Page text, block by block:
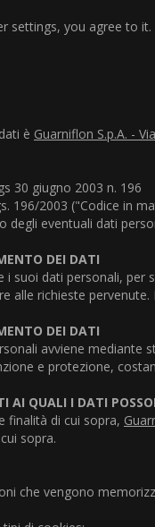
settings, you agree to it.
è Guarniflon S.p.A. -
30 giugno 2003 n. 196
196/2003 ("Codice in
degli eventuali dati
DEI DATI
i suoi dati personali,
alle richieste
DEI DATI
avviene mediante
e protezione,
AI QUALI I DATI
finalità di cui sopra,
sopra.
che vengono